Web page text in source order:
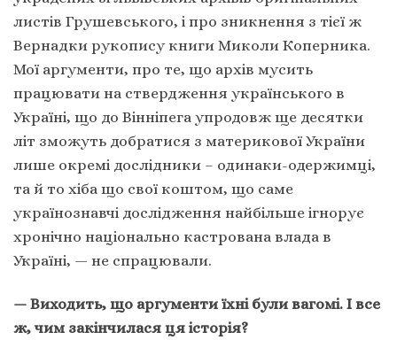
листів Грушевського, і про зникнення з тієї ж
Вернадки рукопису книги Миколи Коперника.
Мої аргументи, про те, що архів мусить
працювати на ствердження українського в
Україні, що до Вінніпега упродовж ще десятки
літ зможуть добратися з материкової України
лише окремі дослідники – одинаки-одержимці,
та й то хіба що свої коштом, що саме
українознавчі дослідження найбільше ігнорує
хронічно національно кастрована влада в
Україні, — не спрацювали.
— Виходить, що аргументи їхні були вагомі. І все
ж, чим закінчилася ця історія?